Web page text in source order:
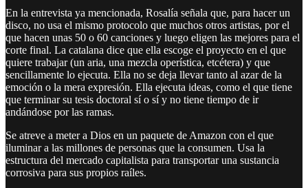
En la entrevista ya mencionada, Rosalía señala que, para hacer un
disco, no usa el mismo protocolo que muchos otros artistas, por el
que hacen unas 50 o 60 canciones y luego eligen las mejores para el
corte final. La catalana dice que ella escoge el proyecto en el que
quiere trabajar (un aria, una mezcla operística, etcétera) y que
sencillamente lo ejecuta. Ella no se deja llevar tanto al azar de la
emoción o la mera expresión. Ella ejecuta ideas, como el que tiene
que terminar su tesis doctoral sí o sí y no tiene tiempo de ir
andándose por las ramas.
Se atreve a meter a Dios en un paquete de Amazon con el que
iluminar a las millones de personas que la consumen. Usa la
estructura del mercado capitalista para transportar una sustancia
corrosiva para sus propios raíles.